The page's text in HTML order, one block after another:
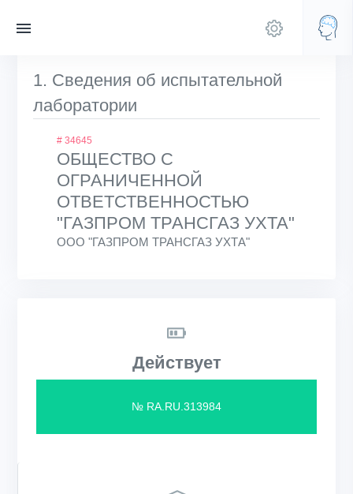
1. Сведения об испытательной
лаборатории
# 34645
ОБЩЕСТВО С
ОГРАНИЧЕННОЙ
ОТВЕТСТВЕННОСТЬЮ
"ГАЗПРОМ ТРАНСГАЗ УХТА"
ООО "ГАЗПРОМ ТРАНСГАЗ УХТА"
Действует
№ RA.RU.313984